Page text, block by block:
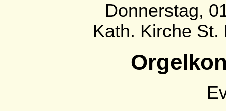
Donnerstag,
Kath. Kirche